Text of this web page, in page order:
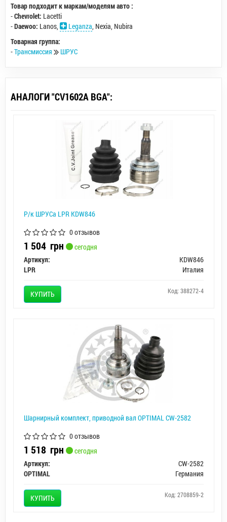
Товар подходит к маркам/моделям авто :
-Chevrolet: Lacetti
-Daewoo: Lanos Leganza Nexia Nubira
Товарная группа:
-Трансмиссия ШРУС
АНАЛОГИ "CV1602A BGA":
Р/к ШРУСа LPR KDW846
0 отзывов
1 504 грн
сегодня
Артикул:
KDW846
LPR
Италия
КУПИТЬ Код: 388272-4
Шарнирный комплект, приводной вал OPTIMAL CW-2582
0 отзывов
1 518 грн
сегодня
Артикул:
CW-2582
OPTIMAL
Германия
КУПИТЬ Код: 2708859-2